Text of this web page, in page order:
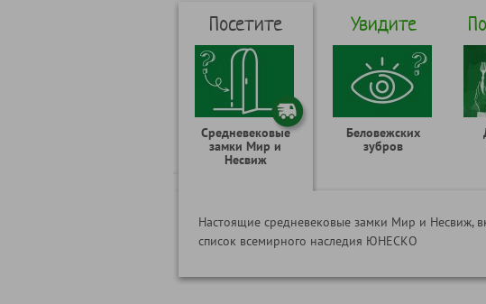
Посетите
Средневековые
замки Мир и
Несвиж
Увидите
Беловежских
зубров
Настоящие средневековые замки Мир и Несвиж,
список всемирного наследия ЮНЕСКО